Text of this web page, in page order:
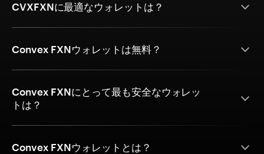
CVXFXNに最適なウォレットは？
Convex FXNウォレットは無料？
Convex FXNにとって最も安全なウォレッ
トは？
Convex FXNウォレットとは？